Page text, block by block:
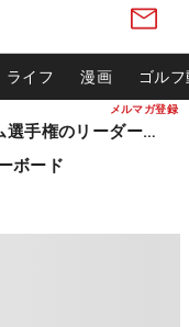
メルマガ登録
ライフ 漫画 ゴル
松山英樹ら出場 ウィンダム選手権のリーダーボード
ボード